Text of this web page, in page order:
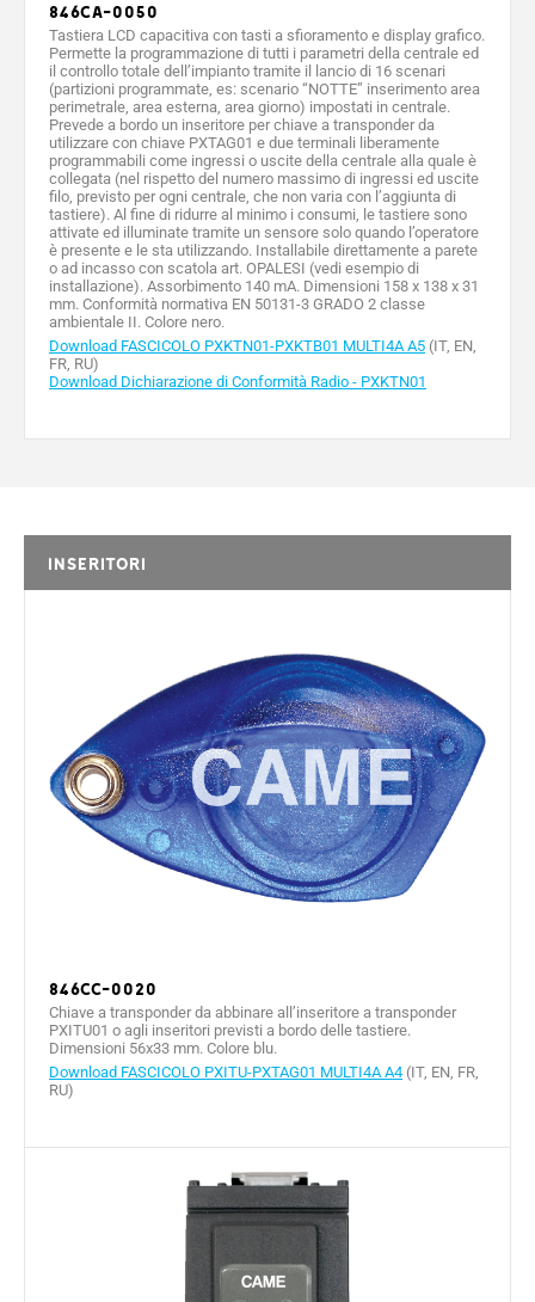
846CA-0050
Tastiera LCD capacitiva con tasti a sfioramento e display grafico.
Permette la programmazione di tutti i parametri della centrale ed
il controllo totale dell’impianto tramite il lancio di 16 scenari
(partizioni programmate, es: scenario “NOTTE” inserimento area
perimetrale, area esterna, area giorno) impostati in centrale.
Prevede a bordo un inseritore per chiave a transponder da
utilizzare con chiave PXTAG01 e due terminali liberamente
programmabili come ingressi o uscite della centrale alla quale è
collegata (nel rispetto del numero massimo di ingressi ed uscite
filo, previsto per ogni centrale, che non varia con l’aggiunta di
tastiere). Al fine di ridurre al minimo i consumi, le tastiere sono
attivate ed illuminate tramite un sensore solo quando l’operatore
è presente e le sta utilizzando. Installabile direttamente a parete
o ad incasso con scatola art. OPALESI (vedi esempio di
installazione). Assorbimento 140 mA. Dimensioni 158 x 138 x 31
mm. Conformità normativa EN 50131-3 GRADO 2 classe
ambientale II. Colore nero.
Download FASCICOLO PXKTN01-PXKTB01 MULTI4A A5 (IT, EN,
FR, RU)
Download Dichiarazione di Conformità Radio - PXKTN01
INSERITORI
846CC-0020
Chiave a transponder da abbinare all’inseritore a transponder
PXITU01 o agli inseritori previsti a bordo delle tastiere.
Dimensioni 56x33 mm. Colore blu.
Download FASCICOLO PXITU-PXTAG01 MULTI4A A4 (IT, EN, FR,
RU)